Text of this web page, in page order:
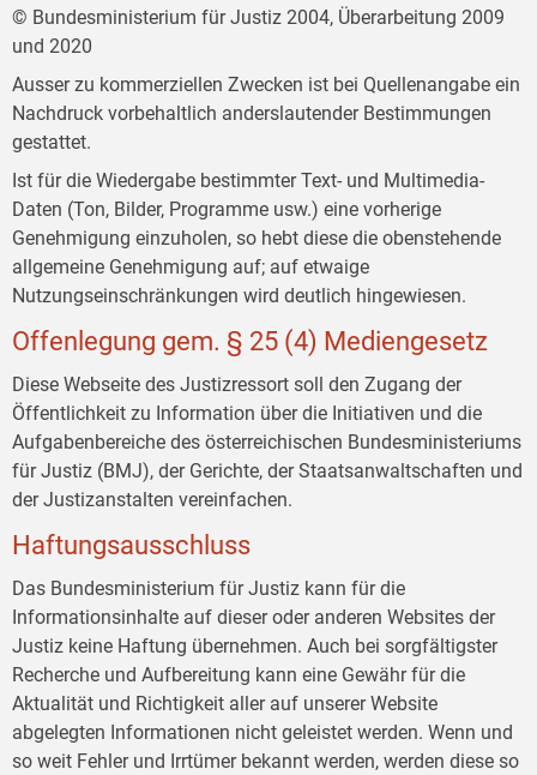
© Bundesministerium für Justiz 2004, Überarbeitung 2009
und 2020
Ausser zu kommerziellen Zwecken ist bei Quellenangabe ein
Nachdruck vorbehaltlich anderslautender Bestimmungen
gestattet.
Ist für die Wiedergabe bestimmter Text- und Multimedia-
Daten (Ton, Bilder, Programme usw.) eine vorherige
Genehmigung einzuholen, so hebt diese die obenstehende
allgemeine Genehmigung auf; auf etwaige
Nutzungseinschränkungen wird deutlich hingewiesen.
Offenlegung gem. § 25 (4) Mediengesetz
Diese Webseite des Justizressort soll den Zugang der
Öffentlichkeit zu Information über die Initiativen und die
Aufgabenbereiche des österreichischen Bundesministeriums
für Justiz (BMJ), der Gerichte, der Staatsanwaltschaften und
der Justizanstalten vereinfachen.
Haftungsausschluss
Das Bundesministerium für Justiz kann für die
Informationsinhalte auf dieser oder anderen Websites der
Justiz keine Haftung übernehmen. Auch bei sorgfältigster
Recherche und Aufbereitung kann eine Gewähr für die
Aktualität und Richtigkeit aller auf unserer Website
abgelegten Informationen nicht geleistet werden. Wenn und
so weit Fehler und Irrtümer bekannt werden, werden diese so